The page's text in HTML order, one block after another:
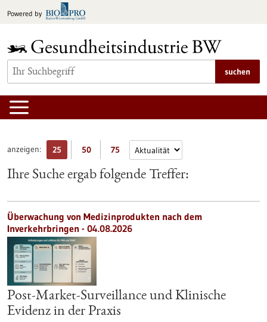
Inhalt
Powered by
suchen
anzeigen: 25 50 75
Ihre Suche ergab folgende Treffer:
Überwachung von Medizinprodukten nach dem
Inverkehrbringen - 04.08.2026
Post-Market-Surveillance und Klinische
Evidenz in der Praxis